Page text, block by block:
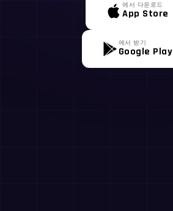
에서 다운로드
App Store
에서 받기
Google Play